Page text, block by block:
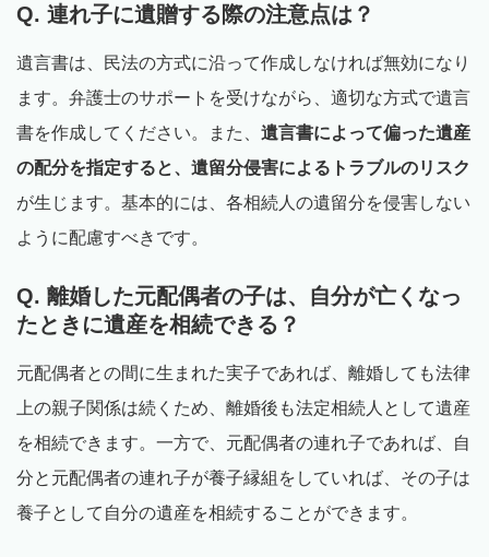
Q. 連れ子に遺贈する際の注意点は？
遺言書は、民法の方式に沿って作成しなければ無効になり
ます。弁護士のサポートを受けながら、適切な方式で遺言
書を作成してください。また、 遺言書によって偏った遺産
の配分を指定すると、遺留分侵害によるトラブルのリスク
が生じます。基本的には、各相続人の遺留分を侵害しない
ように配慮すべきです。
Q. 離婚した元配偶者の子は、自分が亡くなっ
たときに遺産を相続できる？
元配偶者との間に生まれた実子であれば、離婚しても法律
上の親子関係は続くため、離婚後も法定相続人として遺産
を相続できます。一方で、元配偶者の連れ子であれば、自
分と元配偶者の連れ子が養子縁組をしていれば、その子は
養子として自分の遺産を相続することができます。